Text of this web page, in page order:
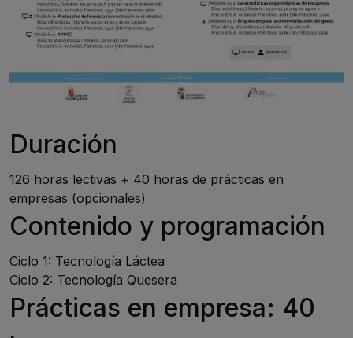
Duración
126 horas lectivas + 40 horas de prácticas en
empresas (opcionales)
Contenido y programación
Ciclo 1: Tecnología Láctea
Ciclo 2: Tecnología Quesera
Prácticas en empresa: 40